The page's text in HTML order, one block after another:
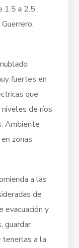
1.5 a 2.5
fuertes en
que
de ríos
Ambiente
zonas
a las
de
evacuación y
guardar
a la